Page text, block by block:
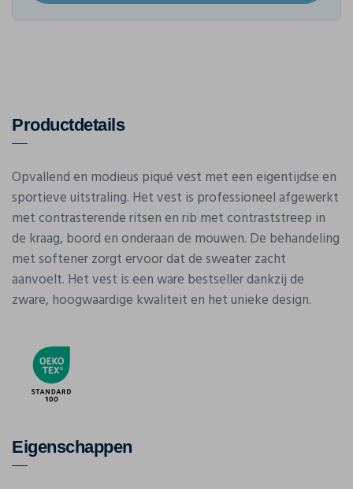
Productdetails
Opvallend en modieus piqué vest met een eigentijdse en
sportieve uitstraling. Het vest is professioneel afgewerkt
met contrasterende ritsen en rib met contraststreep in
de kraag, boord en onderaan de mouwen. De behandeling
met softener zorgt ervoor dat de sweater zacht
aanvoelt. Het vest is een ware bestseller dankzij de
zware, hoogwaardige kwaliteit en het unieke design.
Eigenschappen